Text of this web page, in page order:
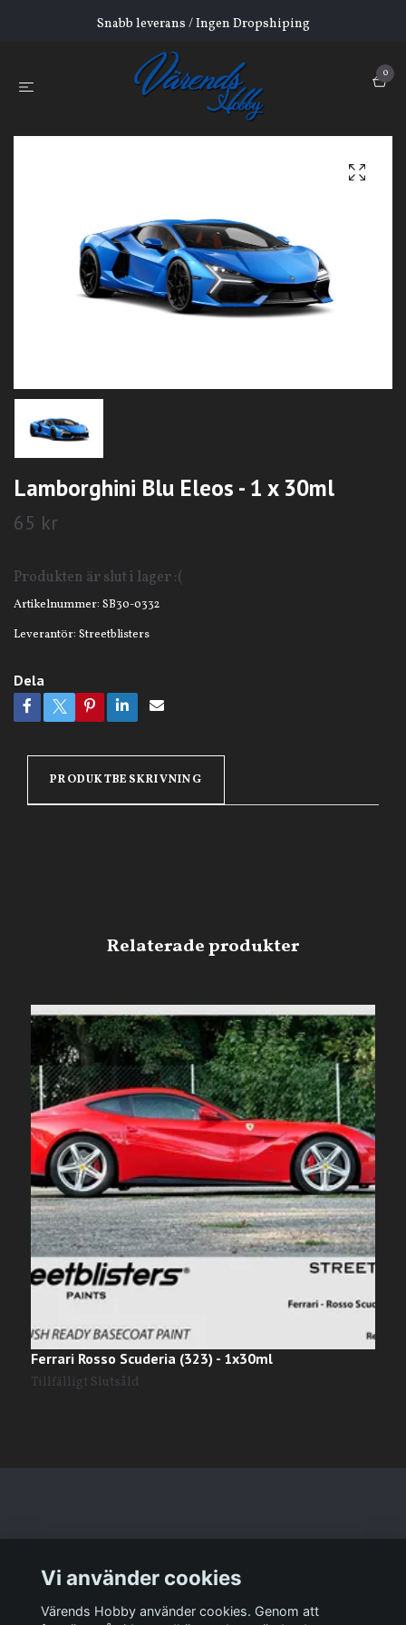
Snabb leverans / Ingen Dropshiping
0
Lamborghini Blu Eleos - 1 x 30ml
65 kr
Produkten är slut i lager :(
Artikelnummer: SB30-0332
Leverantör: Streetblisters
Dela
PRODUKTBESKRIVNING
Ferrari Rosso Scuderia (323) - 1x30ml
Tillfälligt Slutsåld
Sociala medier
Vi använder cookies
Värends Hobby använder cookies. Genom att